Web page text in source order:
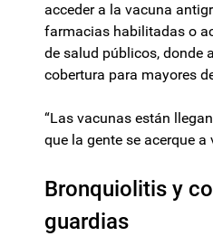
acceder a la vacuna
farmacias habilitadas o
de salud públicos, donde
cobertura para mayores
“Las vacunas están
que la gente se acerque a
Bronquiolitis y
guardias